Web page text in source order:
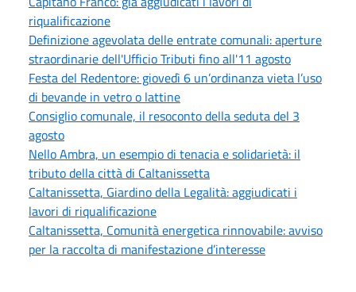
riqualificazione
Definizione agevolata delle entrate comunali: aperture
straordinarie dell'Ufficio Tributi fino all'11 agosto
Festa del Redentore: giovedì 6 un’ordinanza vieta l’uso
di bevande in vetro o lattine
Consiglio comunale, il resoconto della seduta del 3
agosto
Nello Ambra, un esempio di tenacia e solidarietà: il
tributo della città di Caltanissetta
Caltanissetta, Giardino della Legalità: aggiudicati i
lavori di riqualificazione
Caltanissetta, Comunità energetica rinnovabile: avviso
per la raccolta di manifestazione d’interesse